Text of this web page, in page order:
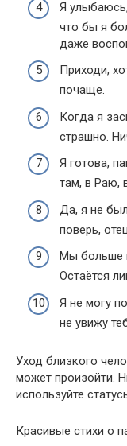
Я
что бы я
даже
Приходи,
почаще.
Когда я
страшно.
Я готова,
там, в Раю,
Да, я не
поверь,
Мы больше
Остаётся
Я не могу
не увижу
Уход близкого
может произойти.
используйте
Красивые стихи о